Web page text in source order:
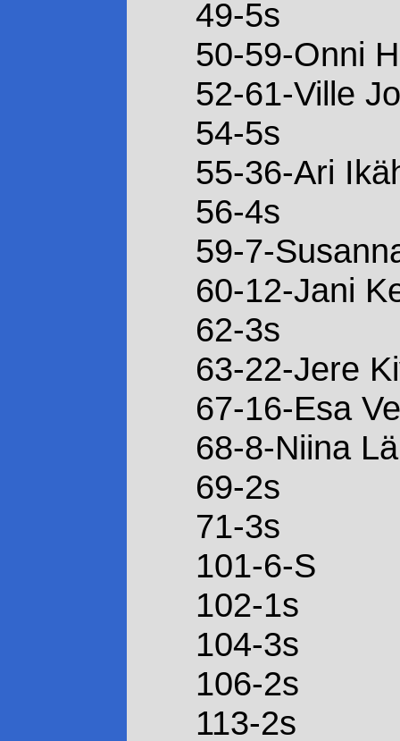
49-5s
50-59-Onni
52-61-Ville
54-5s
55-36-Ari
56-4s
59-7-
60-12-Jani
62-3s
63-22-Jere
67-16-Esa
68-8-Niina
69-2s
71-3s
101-6-S
102-1s
104-3s
106-2s
113-2s